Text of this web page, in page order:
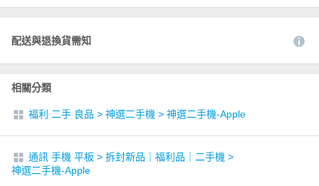
配送與退換貨需知
相關分類
福利 二手 良品 > 神選二手機 > 神選二手機-Apple
通訊 手機 平板 > 拆封新品｜福利品｜二手機 >
神選二手機-Apple